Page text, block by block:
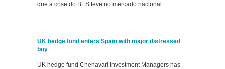
que a crise do BES teve no mercado nacional
UK hedge fund enters Spain with major distressed
buy
UK hedge fund Chenavari Investment Managers has